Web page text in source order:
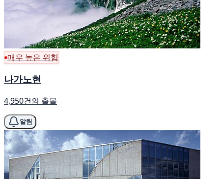
매우 높은 위험
나가노현
4,950건의 출몰
알림